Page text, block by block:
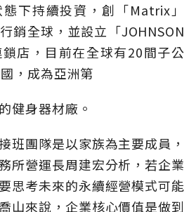
下持續投資，創「Matrix」
銷全球，並設立「JOHNSON
店，目前在全球有20間子公
，成為亞洲第
健身器材廠。
班團隊是以家族為主要成員，
所營運長周建宏分析，若企業
思考未來的永續經營模式可能
山來說，企業核心價值是做到